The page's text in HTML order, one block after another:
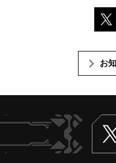
お